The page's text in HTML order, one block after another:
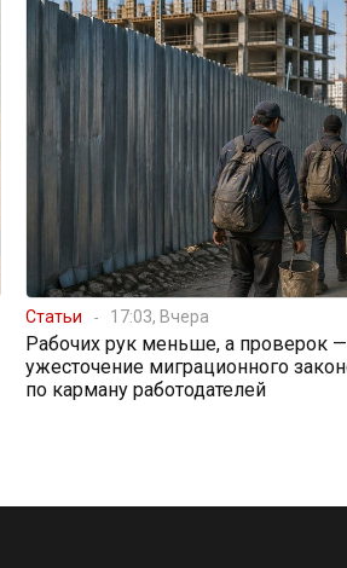
Статьи 17:03, Вчера
Рабочих рук меньше, а проверок
ужесточение миграционного
по карману работодателей